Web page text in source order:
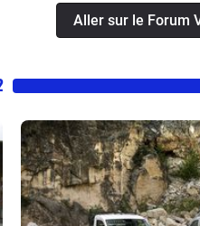
Aller sur le Forum